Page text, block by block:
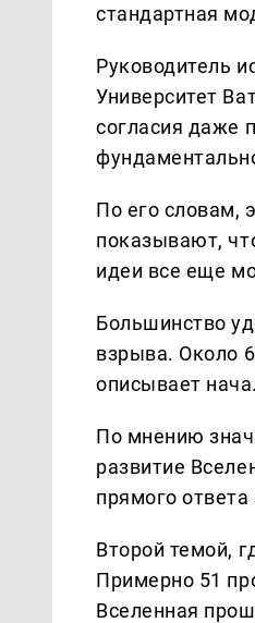
стандартная
Руководитель
Университет
согласия даже
По его словам,
показывают,
идеи все еще
Большинство
взрыва. Около
описывает
По мнению
развитие
прямого
Второй темой,
Примерно 51
Вселенная